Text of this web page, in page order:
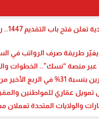
وفقًا لإحصاءات السعودية
عقاري للمواطنين
والولايات المتحدة تعملان